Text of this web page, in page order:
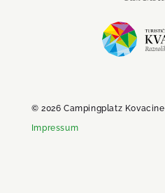
© 2026 Campingplatz
Impressum